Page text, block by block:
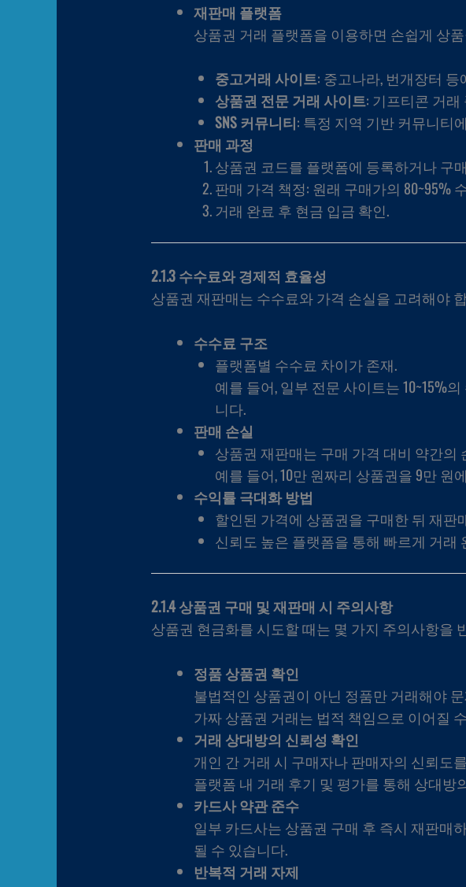
재판매 플랫폼
상품권 거래 플랫폼을 이용하면 손쉽게 상
중고거래 사이트: 중고나라, 번개장터 등
상품권 전문 거래 사이트: 기프티콘 거래
SNS 커뮤니티: 특정 지역 기반 커뮤니티
판매 과정
상품권 코드를 플랫폼에 등록하거나 구
판매 가격 책정: 원래 구매가의 80~95%
거래 완료 후 현금 입금 확인.
2.1.3 수수료와 경제적 효율성
상품권 재판매는 수수료와 가격 손실을 고려해야
수수료 구조
플랫폼별 수수료 차이가 존재.
예를 들어, 일부 전문 사이트는 10~15%
니다.
판매 손실
상품권 재판매는 구매 가격 대비 약간의
예를 들어, 10만 원짜리 상품권을 9만 원
수익률 극대화 방법
할인된 가격에 상품권을 구매한 뒤 재판
신뢰도 높은 플랫폼을 통해 빠르게 거래
2.1.4 상품권 구매 및 재판매 시 주의사항
상품권 현금화를 시도할 때는 몇 가지 주의사항을
정품 상품권 확인
불법적인 상품권이 아닌 정품만 거래해야
가짜 상품권 거래는 법적 책임으로 이어질
거래 상대방의 신뢰성 확인
개인 간 거래 시 구매자나 판매자의 신뢰도
플랫폼 내 거래 후기 및 평가를 통해 상대방
카드사 약관 준수
일부 카드사는 상품권 구매 후 즉시 재판매
될 수 있습니다.
반복적 거래 자제